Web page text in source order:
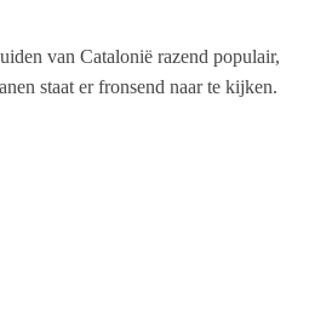
van Catalonië razend populair,
staat er fronsend naar te kijken.